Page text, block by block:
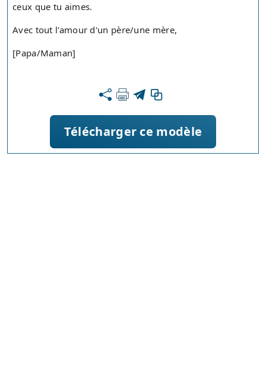
ceux que tu aimes.
Avec tout l'amour d'un père/une mère,
[Papa/Maman]
Télécharger ce modèle